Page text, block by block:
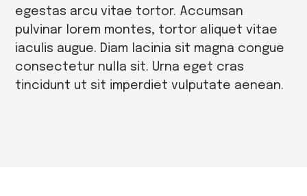
egestas arcu vitae tortor. Accumsan
pulvinar lorem montes, tortor aliquet vitae
iaculis augue. Diam lacinia sit magna congue
consectetur nulla sit. Urna eget cras
tincidunt ut sit imperdiet vulputate aenean.